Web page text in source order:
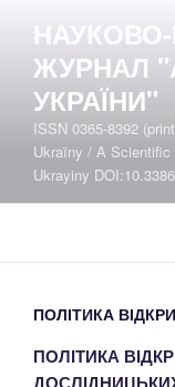
вмістуЖУРНАЛ
УКРАЇНИ"
ISSN 0365-8392
Ukraïny / A
Ukrayiny
ПОЛІТИКА
ПОЛІТИКА